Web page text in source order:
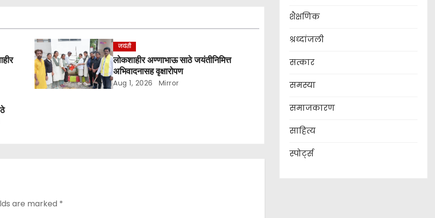
जयंती
लोकशाहीर अण्णाभाऊ साठे जयंतीनिमित्त
अभिवादनासह वृक्षारोपण
Aug 1, 2026 Mirror
are marked *
शैक्षणिक
श्रध्दांजली
सत्कार
समस्या
समाजकारण
साहित्य
स्पोर्ट्स